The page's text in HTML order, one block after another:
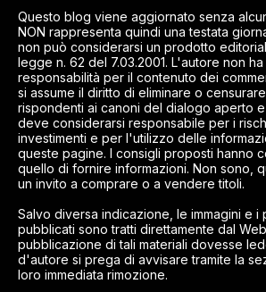
Questo blog viene aggiornato senza
NON rappresenta quindi una testata
non può considerarsi un prodotto
legge n. 62 del 7.03.2001. L'autore non ha
responsabilità per il contenuto dei
si assume il diritto di eliminare o
rispondenti ai canoni del dialogo aperto
deve considerarsi responsabile per i
investimenti e per l'utilizzo delle
queste pagine. I consigli proposti hanno
quello di fornire informazioni. Non sono,
un invito a comprare o a vendere titoli.
Salvo diversa indicazione, le immagini e i
pubblicati sono tratti direttamente dal
pubblicazione di tali materiali dovesse
d'autore si prega di avvisare tramite la
loro immediata rimozione.